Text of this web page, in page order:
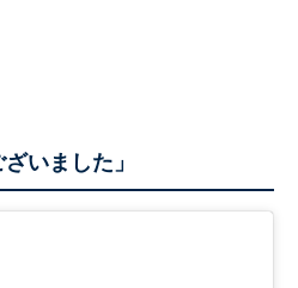
いました」